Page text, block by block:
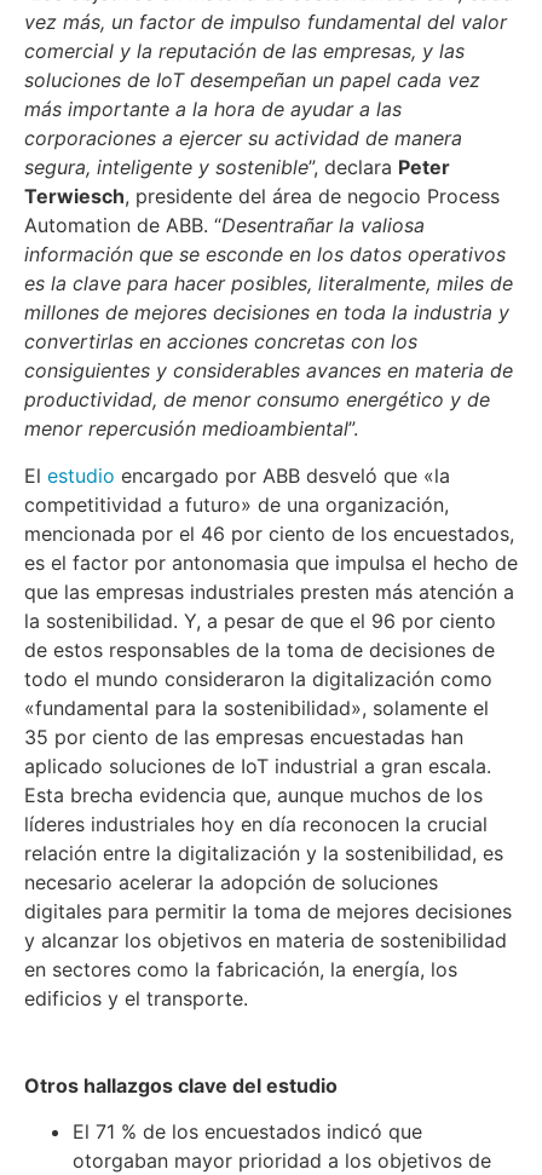
vez más, un factor de impulso fundamental del valor
comercial y la reputación de las empresas, y las
soluciones de IoT desempeñan un papel cada vez
más importante a la hora de ayudar a las
corporaciones a ejercer su actividad de manera
segura, inteligente y sostenible”, declara Peter
Terwiesch, presidente del área de negocio Process
Automation de ABB. “Desentrañar la valiosa
información que se esconde en los datos operativos
es la clave para hacer posibles, literalmente, miles de
millones de mejores decisiones en toda la industria y
convertirlas en acciones concretas con los
consiguientes y considerables avances en materia de
productividad, de menor consumo energético y de
menor repercusión medioambiental”.
El estudio encargado por ABB desveló que «la
competitividad a futuro» de una organización,
mencionada por el 46 por ciento de los encuestados,
es el factor por antonomasia que impulsa el hecho de
que las empresas industriales presten más atención a
la sostenibilidad. Y, a pesar de que el 96 por ciento
de estos responsables de la toma de decisiones de
todo el mundo consideraron la digitalización como
«fundamental para la sostenibilidad», solamente el
35 por ciento de las empresas encuestadas han
aplicado soluciones de IoT industrial a gran escala.
Esta brecha evidencia que, aunque muchos de los
líderes industriales hoy en día reconocen la crucial
relación entre la digitalización y la sostenibilidad, es
necesario acelerar la adopción de soluciones
digitales para permitir la toma de mejores decisiones
y alcanzar los objetivos en materia de sostenibilidad
en sectores como la fabricación, la energía, los
edificios y el transporte.
Otros hallazgos clave del estudio
El 71 % de los encuestados indicó que
otorgaban mayor prioridad a los objetivos de